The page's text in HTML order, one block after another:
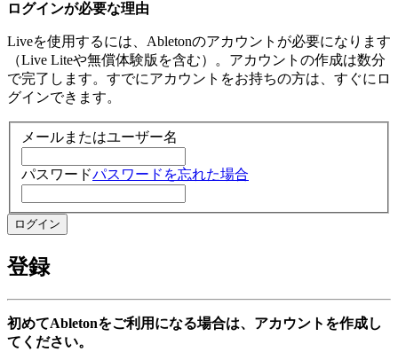
ログインが必要な理由
Liveを使用するには、Abletonのアカウントが必要になります
（Live Liteや無償体験版を含む）。アカウントの作成は数分
で完了します。すでにアカウントをお持ちの方は、すぐにロ
グインできます。
メールまたはユーザー名
パスワードパスワードを忘れた場合
登録
初めてAbletonをご利用になる場合は、アカウントを作成し
てください。